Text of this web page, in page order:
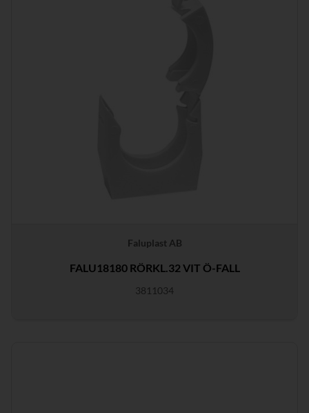
Faluplast AB
FALU18180 RÖRKL.32 VIT Ö-FALL
3811034